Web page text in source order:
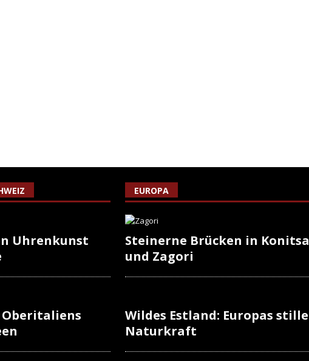
Uhrenkunst
Oberitaliens
EUROPA
Steinerne Brücken in Konitsa
und Zagori
Wildes Estland: Europas stille
Naturkraft